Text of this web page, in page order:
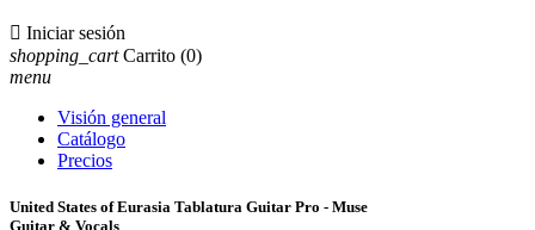
 Iniciar sesión
shopping_cart Carrito (0)
menu
Visión general
Catálogo
Precios
United States of Eurasia Tablatura Guitar Pro - Muse
Guitar & Vocals